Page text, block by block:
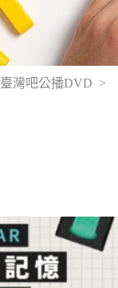
臺灣吧公播DVD